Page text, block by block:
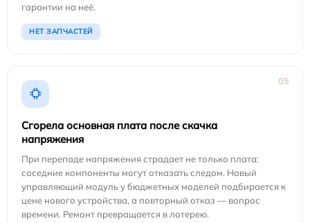
гарантии на неё.
НЕТ ЗАПЧАСТЕЙ
05
Сгорела основная плата после скачка
напряжения
При перепаде напряжения страдает не только плата:
соседние компоненты могут отказать следом. Новый
управляющий модуль у бюджетных моделей подбирается к
цене нового устройства, а повторный отказ — вопрос
времени. Ремонт превращается в лотерею.